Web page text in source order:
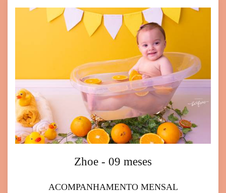
Zhoe - 09 meses
ACOMPANHAMENTO MENSAL